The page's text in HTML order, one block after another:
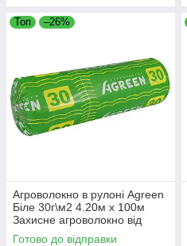
Топ –26%
Агроволокно в рулоні Agreen
Біле 30г\м2 4.20м х 100м
Захисне агроволокно від
заморозків
Готово до відправки